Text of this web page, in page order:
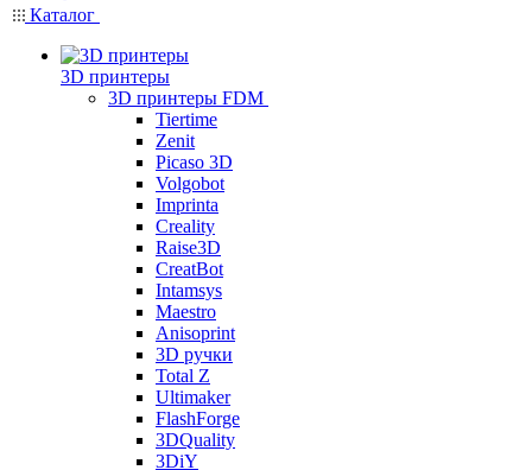
Каталог
3D принтеры
3D принтеры FDM
Tiertime
Zenit
Picaso 3D
Volgobot
Imprinta
Creality
Raise3D
CreatBot
Intamsys
Maestro
Anisoprint
3D ручки
Total Z
Ultimaker
FlashForge
3DQuality
3DiY